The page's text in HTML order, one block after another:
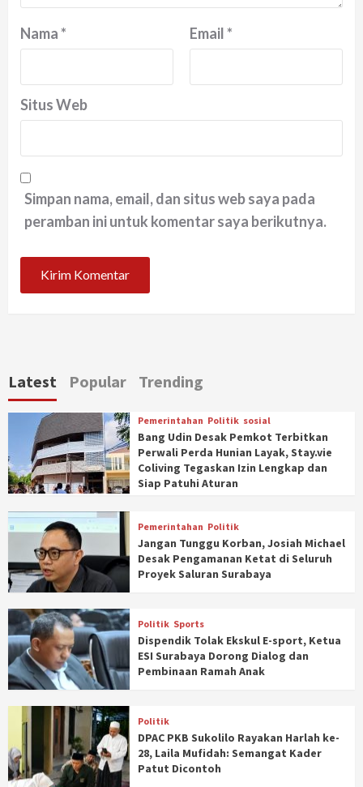
Nama* Email*
Situs Web
Simpan nama, email, dan situs web saya pada
peramban ini untuk komentar saya berikutnya.
Latest Popular Trending
Pemerintahan Politik sosial
Bang Udin Desak Pemkot Terbitkan
Perwali Perda Hunian Layak, Stay.vie
Coliving Tegaskan Izin Lengkap dan
Siap Patuhi Aturan
Pemerintahan Politik
Jangan Tunggu Korban, Josiah Michael
Desak Pengamanan Ketat di Seluruh
Proyek Saluran Surabaya
Politik Sports
Dispendik Tolak Ekskul E-sport, Ketua
ESI Surabaya Dorong Dialog dan
Pembinaan Ramah Anak
Politik
DPAC PKB Sukolilo Rayakan Harlah ke-
28, Laila Mufidah: Semangat Kader
Patut Dicontoh